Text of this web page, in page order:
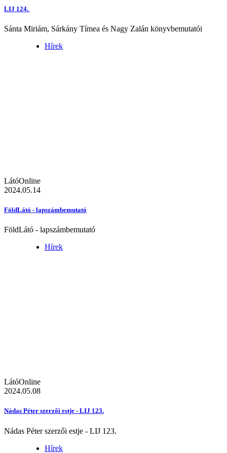
LIJ 124.
Sánta Miriám, Sárkány Tímea és Nagy Zalán könyvbemutatói
Hírek
LátóOnline
2024.05.14
FöldLátó - lapszámbemutató
FöldLátó - lapszámbemutató
Hírek
LátóOnline
2024.05.08
Nádas Péter szerzői estje - LIJ 123.
Nádas Péter szerzői estje - LIJ 123.
Hírek